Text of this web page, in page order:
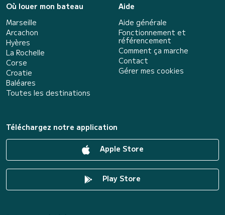
Où louer mon bateau
Marseille
Arcachon
Hyères
La Rochelle
Corse
Croatie
Baléares
Toutes les destinations
Aide
Aide générale
Fonctionnement et
référencement
Comment ça marche
Contact
Gérer mes cookies
Téléchargez notre application
Apple Store
Play Store